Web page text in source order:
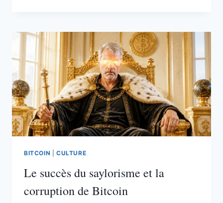
SAYLOR
BITCOIN CULTURE
Le succès du saylorisme et la
corruption de Bitcoin